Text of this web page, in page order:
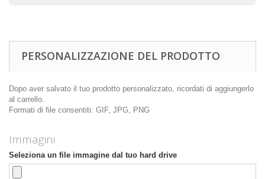
PERSONALIZZAZIONE DEL PRODOTTO
Dopo aver salvato il tuo prodotto personalizzato, ricordati di aggiungerlo
al carrello.
Formati di file consentiti: GIF, JPG, PNG
Immagini
Seleziona un file immagine dal tuo hard drive